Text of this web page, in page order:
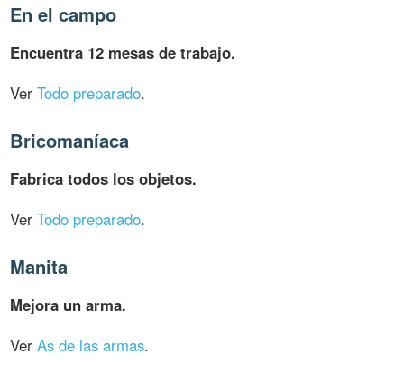
En el campo
Encuentra 12 mesas de trabajo.
VerTodo preparado.
Bricomaníaca
Fabrica todos los objetos.
VerTodo preparado.
Manita
Mejora un arma.
VerAs de las armas.